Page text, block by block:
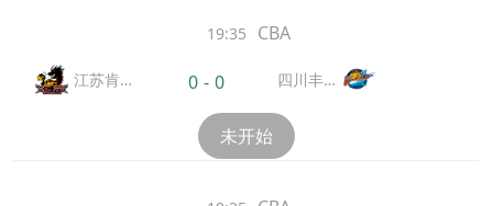
19:35 CBA
江苏肯
0 - 0
四川丰谷
未开始